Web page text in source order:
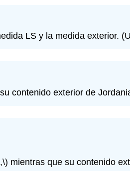
LS y la medida exterior.
contenido exterior de
mientras que su contenido